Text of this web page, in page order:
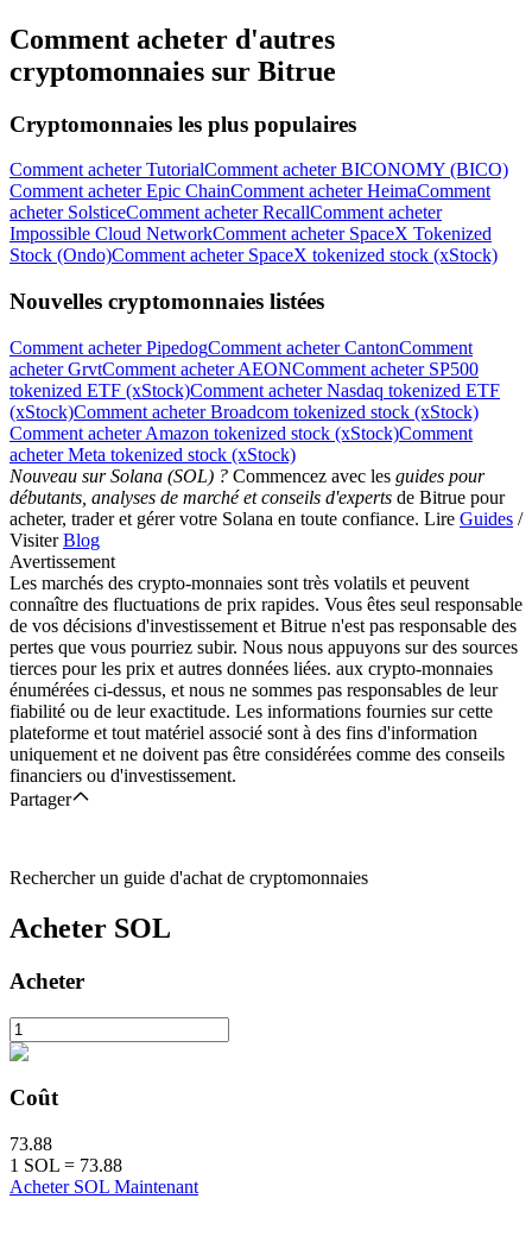
Comment acheter d'autres
cryptomonnaies sur Bitrue
Cryptomonnaies les plus populaires
Comment acheter TutorialComment acheter BICONOMY (BICO)
Comment acheter Epic ChainComment acheter HeimaComment
acheter SolsticeComment acheter RecallComment acheter
Impossible Cloud NetworkComment acheter SpaceX Tokenized
Stock (Ondo)Comment acheter SpaceX tokenized stock (xStock)
Nouvelles cryptomonnaies listées
Comment acheter PipedogComment acheter CantonComment
acheter GrvtComment acheter AEONComment acheter SP500
tokenized ETF (xStock)Comment acheter Nasdaq tokenized ETF
(xStock)Comment acheter Broadcom tokenized stock (xStock)
Comment acheter Amazon tokenized stock (xStock)Comment
acheter Meta tokenized stock (xStock)
Nouveau sur Solana (SOL) ? Commencez avec les guides pour
débutants, analyses de marché et conseils d'experts de Bitrue pour
acheter, trader et gérer votre Solana en toute confiance. Lire Guides /
VisiterBlog
Avertissement
Les marchés des crypto-monnaies sont très volatils et peuvent
connaître des fluctuations de prix rapides. Vous êtes seul responsable
de vos décisions d'investissement et Bitrue n'est pas responsable des
pertes que vous pourriez subir. Nous nous appuyons sur des sources
tierces pour les prix et autres données liées. aux crypto-monnaies
énumérées ci-dessus, et nous ne sommes pas responsables de leur
fiabilité ou de leur exactitude. Les informations fournies sur cette
plateforme et tout matériel associé sont à des fins d'information
uniquement et ne doivent pas être considérées comme des conseils
financiers ou d'investissement.
Partager
Rechercher un guide d'achat de cryptomonnaies
Acheter SOL
Acheter
Coût
73.88
1 SOL = 73.88
Acheter SOL Maintenant